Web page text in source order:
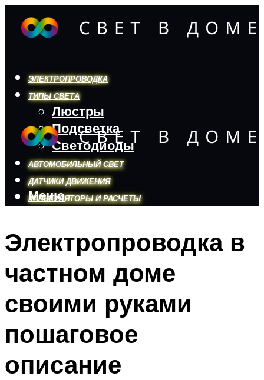
ЭЛЕКТРОПРОВОДКА
ТИПЫ СВЕТА
Люстры
Подсветка
Светодиоды
АВТОМОБИЛЬНЫЙ СВЕТ
ДАТЧИКИ ДВИЖЕНИЯ
КАЛЬКУЛЯТОРЫ И РАСЧЕТЫ
Меню
Меню
Электропроводка в
частном доме
своими руками
пошаговое
описание